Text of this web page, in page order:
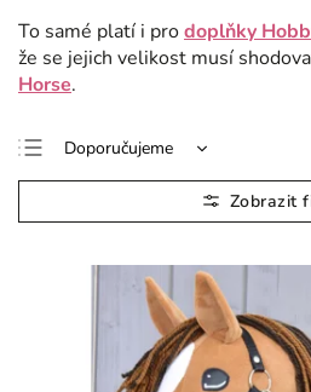
To samé platí i prodoplňky
že se jejich velikost musí
Horse.
Doporučujeme
Nejlevnější
Nejdražší
Nejprodávanější